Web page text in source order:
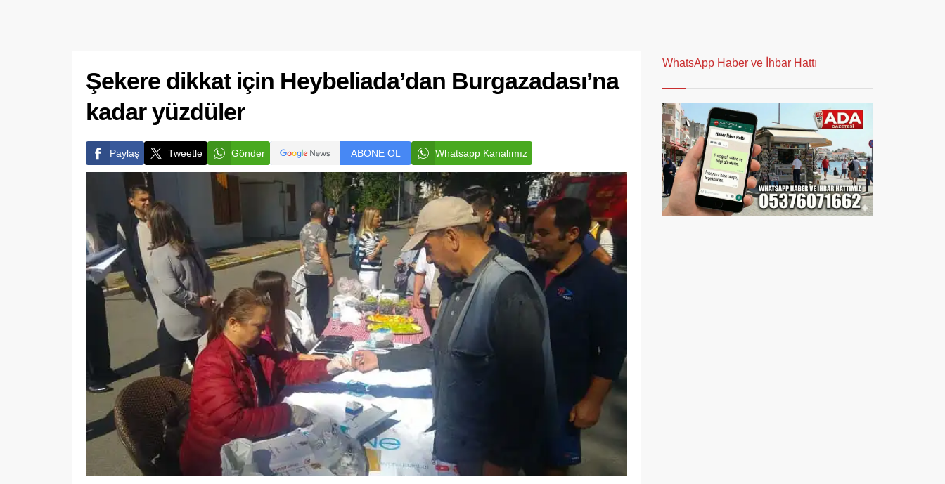
Şekere dikkat için Heybeliada’dan Burgazadası’na
kadar yüzdüler
Paylaş Tweetle Gönder ABONE OL Whatsapp Kanalımız
WhatsApp Haber ve İhbar Hattı